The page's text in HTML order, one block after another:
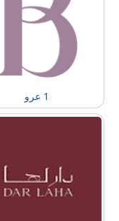
1 عرو